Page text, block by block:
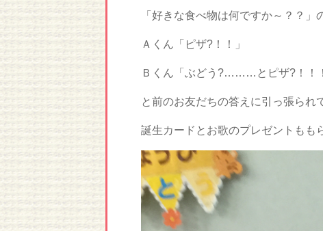
「好きな食べ物は何ですか～？？」
Ａくん「ピザ?！！」
Ｂくん「ぶどう?………とピザ?！！
と前のお友だちの答えに引っ張ら
誕生カードとお歌のプレゼントもも